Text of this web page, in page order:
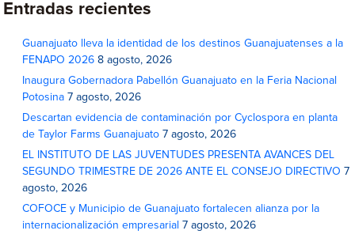
Entradas recientes
Guanajuato lleva la identidad de los destinos Guanajuatenses a la
FENAPO 2026 8 agosto, 2026
Inaugura Gobernadora Pabellón Guanajuato en la Feria Nacional
Potosina 7 agosto, 2026
Descartan evidencia de contaminación por Cyclospora en planta
de Taylor Farms Guanajuato 7 agosto, 2026
EL INSTITUTO DE LAS JUVENTUDES PRESENTA AVANCES DEL
SEGUNDO TRIMESTRE DE 2026 ANTE EL CONSEJO DIRECTIVO 7
agosto, 2026
COFOCE y Municipio de Guanajuato fortalecen alianza por la
internacionalización empresarial 7 agosto, 2026